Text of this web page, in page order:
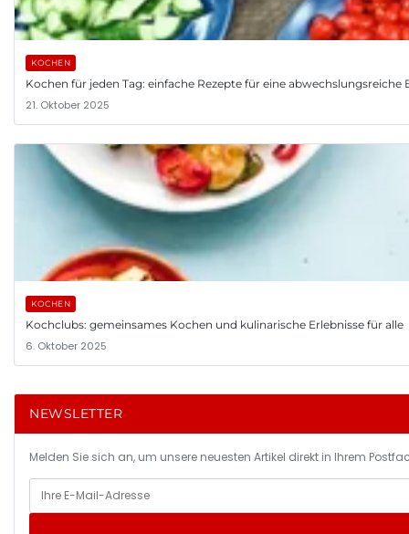
KOCHEN
Kochen für jeden Tag: einfache Rezepte für eine abwechslungsreiche
21. Oktober 2025
KOCHEN
Kochclubs: gemeinsames Kochen und kulinarische Erlebnisse für alle
6. Oktober 2025
NEWSLETTER
Melden Sie sich an, um unsere neuesten Artikel direkt in Ihrem